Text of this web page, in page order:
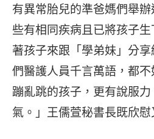
有異常胎兒的準爸媽們舉
些有相同疾病且已將孩子
著孩子來跟「學弟妹」分
們醫護人員千言萬語，都
蹦亂跳的孩子，更有說服
氣。」王儒萱秘書長既欣慰